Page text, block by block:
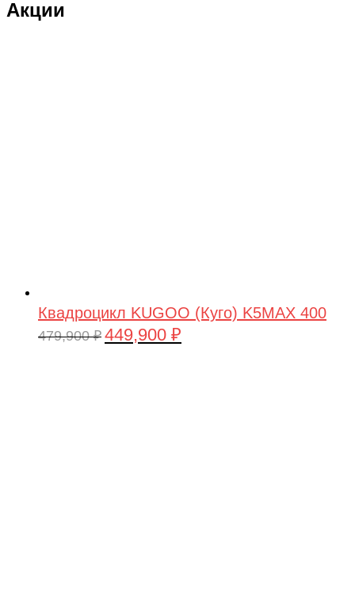
Акции
Квадроцикл KUGOO (Куго) K5MAX 400
479,900₽ Первоначальная
449,900 ₽